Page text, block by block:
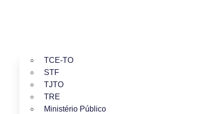
TCE-TO
STF
TJTO
TRE
Ministério Público